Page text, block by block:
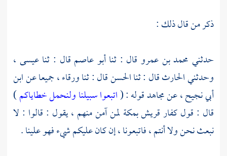
ذكر من قال ذلك :
حدثني محمد بن عمرو قال : ثناأبو عاصم قال : ثناعيسى ،
وحدثنيالحارثقال : ثناالحسنقال : ثناورقاء ،جميعا عنابن
أبي نجيح ،عنمجاهدقوله : (اتبعوا سبيلنا ولنحمل خطاياكم)
قال : قول كفارقريشبمكة لمن آمن منهم ، يقول : قالوا : لا
نبعث نحن ولا أنتم ، فاتبعونا ، إن كان عليكم شيء فهو علينا .